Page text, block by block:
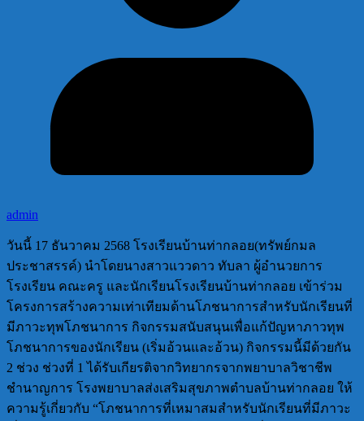
admin
วันนี้ 17 ธันวาคม 2568 โรงเรียนบ้านท่ากลอย(ทรัพย์กมล
ประชาสรรค์) นำโดยนางสาวแววดาว ทับลา ผู้อำนวยการ
โรงเรียน คณะครู และนักเรียนโรงเรียนบ้านท่ากลอย เข้าร่วม
โครงการสร้างความเท่าเทียมด้านโภชนาการสำหรับนักเรียนที่
มีภาวะทุพโภชนาการ กิจกรรมสนับสนุนเพื่อแก้ปัญหาภาวทุพ
โภชนาการของนักเรียน (เริ่มอ้วนและอ้วน) กิจกรรมนี้มีด้วยกัน
2 ช่วง ช่วงที่ 1 ได้รับเกียรติจากวิทยากรจากพยาบาลวิชาชีพ
ชำนาญการ โรงพยาบาลส่งเสริมสุขภาพตำบลบ้านท่ากลอย ให้
ความรู้เกี่ยวกับ “โภชนาการที่เหมาสมสำหรับนักเรียนที่มีภาวะ